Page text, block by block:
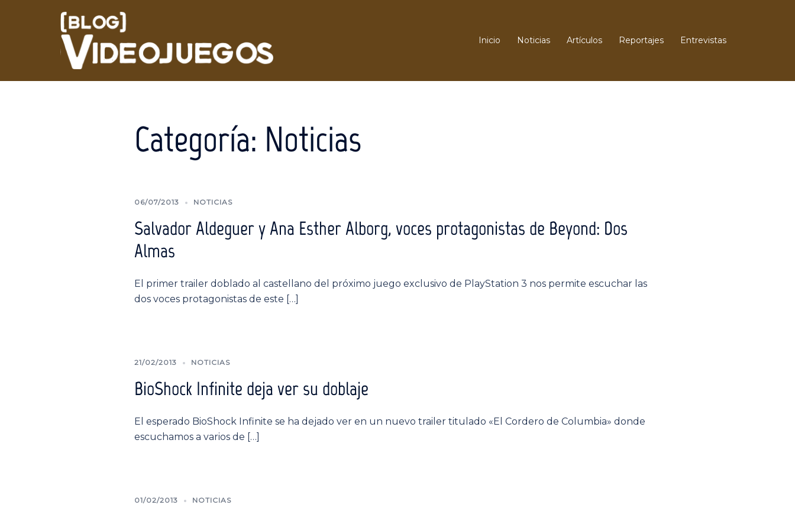
Inicio Noticias Artículos Reportajes Entrevistas
Categoría: Noticias
06/07/2013 NOTICIAS
Salvador Aldeguer y Ana Esther Alborg, voces protagonistas de Beyond: Dos
Almas
El primer trailer doblado al castellano del próximo juego exclusivo de PlayStation 3 nos permite escuchar las
dos voces protagonistas de este […]
21/02/2013 NOTICIAS
BioShock Infinite deja ver su doblaje
El esperado BioShock Infinite se ha dejado ver en un nuevo trailer titulado «El Cordero de Columbia» donde
escuchamos a varios de […]
01/02/2013 NOTICIAS